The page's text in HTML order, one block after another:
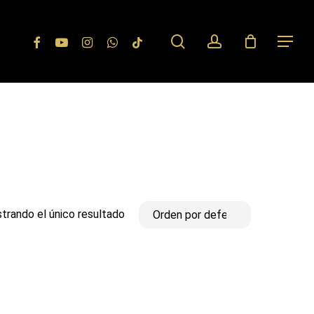
Menu
FacebookYoutubeInstagramWhatsapp
Tiktok searchaccount
el único resultado